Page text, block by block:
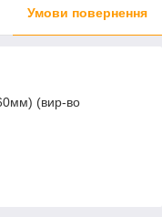
Умови повернення
(вир-во